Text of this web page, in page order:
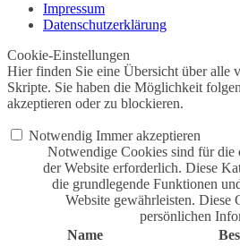
Impressum
Datenschutzerklärung
Cookie-Einstellungen
Hier finden Sie eine Übersicht über alle
Skripte. Sie haben die Möglichkeit
akzeptieren oder zu blockieren.
Notwendig Immer akzeptieren
Notwendige Cookies sind für die
der Website erforderlich. Diese
die grundlegende Funktionen
Website gewährleisten. Diese
persönlichen
Name